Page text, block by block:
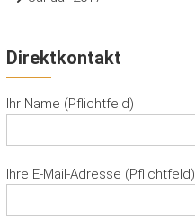
Direktkontakt
Ihr Name (Pflichtfeld)
Ihre E-Mail-Adresse (Pflichtfeld)